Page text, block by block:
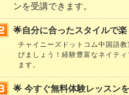
ンを受講できます。
🌟自分に合ったスタイルで
チャイニーズドットコム中国語
びましょう！経験豊富なネイテ
ます。
🌟 今すぐ無料体験レッスン